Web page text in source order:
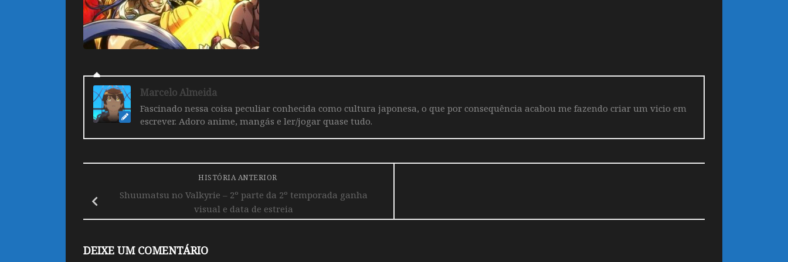
Marcelo Almeida
Fascinado nessa coisa peculiar conhecida como cultura japonesa, o que por consequência acabou me fazendo criar um vicio em
escrever. Adoro anime, mangás e ler/jogar quase tudo.
HISTÓRIA ANTERIOR
Shuumatsu no Valkyrie – 2º parte da 2º temporada ganha
visual e data de estreia
DEIXE UM COMENTÁRIO